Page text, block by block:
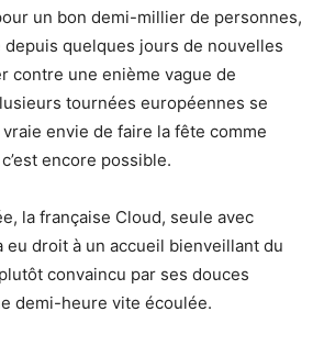
un bon demi-millier de personnes,
depuis quelques jours de nouvelles
contre une enième vague de
tournées européennes se
envie de faire la fête comme
encore possible.
la française Cloud, seule avec
eu droit à un accueil bienveillant du
convaincu par ses douces
demi-heure vite écoulée.